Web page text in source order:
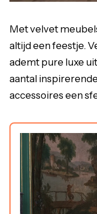
Met velvet
altijd een feestje.
ademt pure luxe
aantal
accessoires een